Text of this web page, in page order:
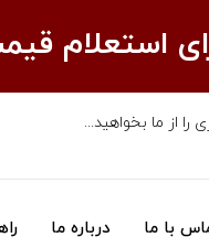
استعلام
را از ما بخواهید...
با ما درباره ما